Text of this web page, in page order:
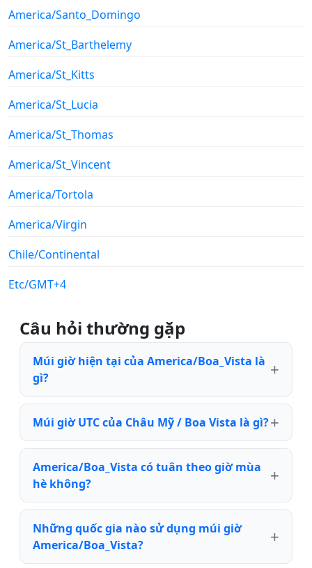
America/Santo_Domingo
America/St_Barthelemy
America/St_Kitts
America/St_Lucia
America/St_Thomas
America/St_Vincent
America/Tortola
America/Virgin
Chile/Continental
Etc/GMT+4
Câu hỏi thường gặp
Múi giờ hiện tại của America/Boa_Vista là
gì?
Múi giờ UTC của Châu Mỹ / Boa Vista là gì?
America/Boa_Vista có tuân theo giờ mùa
hè không?
Những quốc gia nào sử dụng múi giờ
America/Boa_Vista?